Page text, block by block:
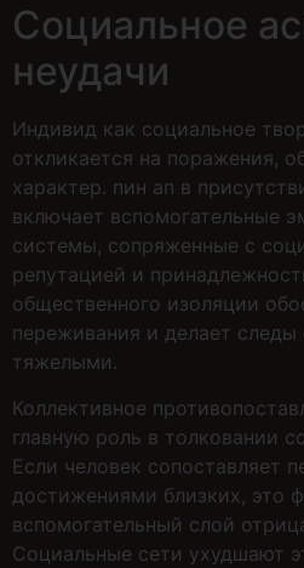
Социальное
неудачи
Индивид как социальное
откликается на поражения,
характер. пин ап в
включает вспомогательные
системы, сопряженные с
репутацией и
общественного изоляции
переживания и делает
тяжелыми.
Коллективное
главную роль в толковании
Если человек сопоставляет
достижениями близких, это
вспомогательный слой
Социальные сети ухудшают